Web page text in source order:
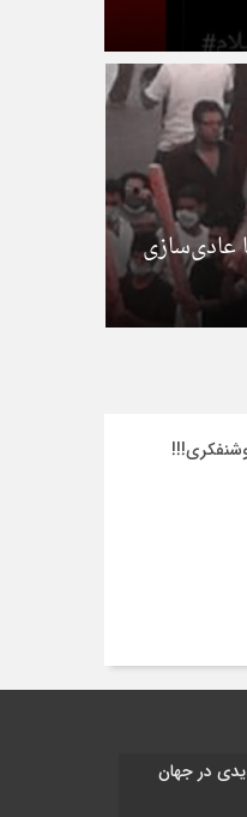
خط قرمزها؛ از فتنه ۸۸ تا عادی‌سازی
در جهان